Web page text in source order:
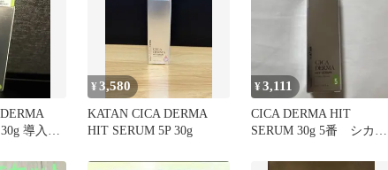
導入美
¥3,580
KATAN CICA DERMA
HIT SERUM 5P 30g
¥3,111
CICA DERMA HIT
SERUM 30g 5番 シカダ